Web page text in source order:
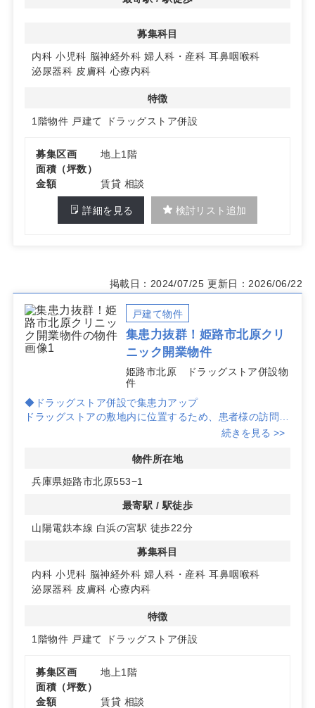
共有駐車場が80台以上あるため、患者様も安心して車で
来院できます。詳細はお問い合わせください。
募集科目
内科 小児科 脳神経外科 婦人科・産科 耳鼻咽喉科
泌尿器科 皮膚科 心療内科
特徴
1階物件 戸建て ドラッグストア併設
募集区画
地上1階
面積（坪数）
金額
賃貸 相談
詳細を見る 検討リスト追加
掲載日：2024/07/25 更新日：2026/06/22
戸建て物件
集患力抜群！姫路市北原クリ
ニック開業物件
姫路市北原 ドラッグストア併設物
件
◆ドラッグストア併設で集患力アップ
ドラッグストアの敷地内に位置するため、患者様の訪問頻
度が高く、開業時から安定した集患が期待できます。
◆自由度の高い設計プラン
た設計が可能です。診療科目に応じた最適な空間を実現で
◆広々とした駐車場完備
来院できる環境を提供します。詳細はお問い合わせくださ
い。
続きを見る >>
物件所在地
兵庫県姫路市北原553−1
最寄駅 / 駅徒歩
山陽電鉄本線 白浜の宮駅 徒歩22分
募集科目
内科 小児科 脳神経外科 婦人科・産科 耳鼻咽喉科
泌尿器科 皮膚科 心療内科
特徴
1階物件 戸建て ドラッグストア併設
募集区画
地上1階
面積（坪数）
金額
賃貸 相談